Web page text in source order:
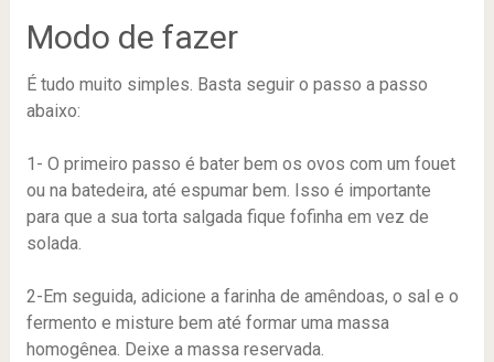
Modo de fazer
É tudo muito simples. Basta seguir o passo a passo
abaixo:
1- O primeiro passo é bater bem os ovos com um fouet
ou na batedeira, até espumar bem. Isso é importante
para que a sua torta salgada fique fofinha em vez de
solada.
2-Em seguida, adicione a farinha de amêndoas, o sal e o
fermento e misture bem até formar uma massa
homogênea. Deixe a massa reservada.